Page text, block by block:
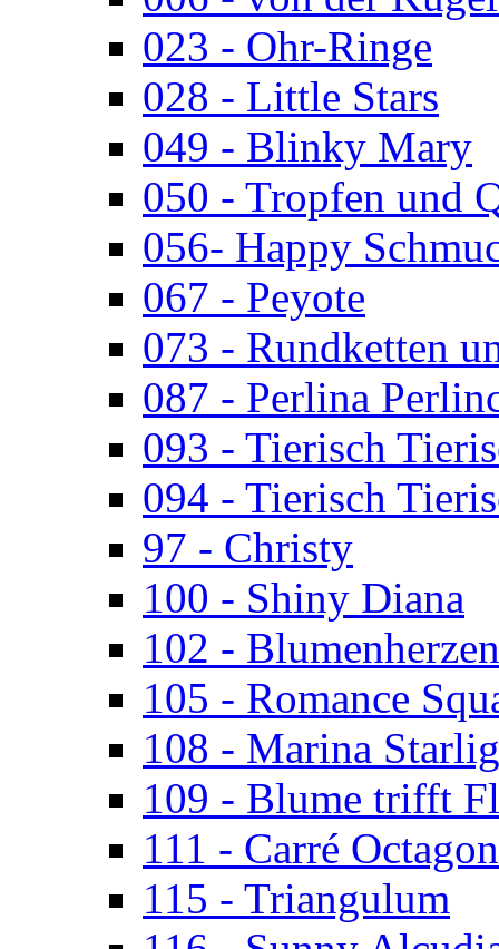
023 - Ohr-Ringe
028 - Little Stars
049 - Blinky Mary
050 - Tropfen und
056- Happy
067 - Peyote
073 - Rundketten
087 - Perlina
093 - Tierisch
094 - Tierisch
97 - Christy
100 - Shiny Diana
102 - Blumenherzen
105 - Romance
108 - Marina
109 - Blume trifft
111 - Carré Octagon
115 - Triangulum